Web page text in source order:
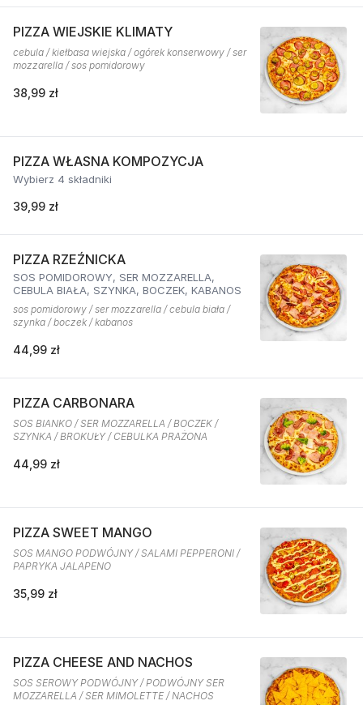
PIZZA WIEJSKIE KLIMATY
cebula / kiełbasa wiejska / ogórek konserwowy / ser
mozzarella / sos pomidorowy
38,99 zł
PIZZA WŁASNA KOMPOZYCJA
Wybierz 4 składniki
39,99 zł
PIZZA RZEŹNICKA
SOS POMIDOROWY, SER MOZZARELLA,
CEBULA BIAŁA, SZYNKA, BOCZEK, KABANOS
sos pomidorowy / ser mozzarella / cebula biała /
szynka / boczek / kabanos
44,99 zł
PIZZA CARBONARA
SOS BIANKO / SER MOZZARELLA / BOCZEK /
SZYNKA / BROKUŁY / CEBULKA PRAŻONA
44,99 zł
PIZZA SWEET MANGO
SOS MANGO PODWÓJNY / SALAMI PEPPERONI /
PAPRYKA JALAPENO
35,99 zł
PIZZA CHEESE AND NACHOS
SOS SEROWY PODWÓJNY / PODWÓJNY SER
MOZZARELLA / SER MIMOLETTE / NACHOS